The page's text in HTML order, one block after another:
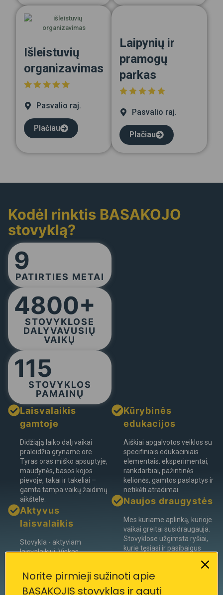
Išleistuvių
organizavimas
Pasvalio raj.
Plačiau
Laipynių ir
pramogų
parkas
Pasvalio raj.
Plačiau
Kodėl rinktis BASAKOJO
stovyklą?
9
PATIRTIES METAI
4800+
STOVYKLOSE
DALYVAVUSIŲ
VAIKŲ
115
STOVYKLOS
PAMAINŲ
Laisvalaikis
gamtoje
Didžiąją laiko dalį vaikai
praleidžia gryname ore.
Tyras oras miško apsuptyje,
maudynės, basos kojos
pievoje, takai ir takeliai –
gamta tampa vaikų žaidimų
aikštele.
Aktyvus
laisvalaikis
Stovykla - aktyviam
laisvalaikiui. Viskas
judėtų, tyrinėtų ir išbandytų
save skirtingose veiklose ir,
galbūt, atrastų savo naujus
Kūrybinės
edukacijos
Aiškiai apgalvotos veiklos su
specifiniais edukaciniais
elementais: eksperimentai,
rankdarbiai, pažintinės
kelionės, gamtos paslaptys ir
netikėti atradimai.
Naujos draugystės
Mes kuriame aplinką, kurioje
vaikai greitai susidraugauja.
Stovyklose užgimsta ryšiai,
kurie tęsiasi ir pasibaigus
Norite pirmieji sužinoti apie
BASAKOJIS stovyklas ir gauti